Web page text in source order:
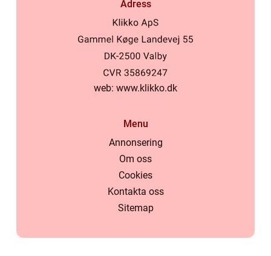
Adress
web: www.klikko.dk
Menu
Annonsering
Om oss
Cookies
Kontakta oss
Sitemap